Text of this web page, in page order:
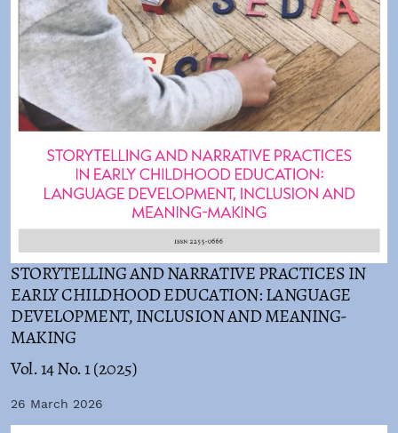
STORYTELLING AND NARRATIVE PRACTICES IN
EARLY CHILDHOOD EDUCATION: LANGUAGE
DEVELOPMENT, INCLUSION AND MEANING-
MAKING
Vol. 14 No. 1 (2025)
26 March 2026